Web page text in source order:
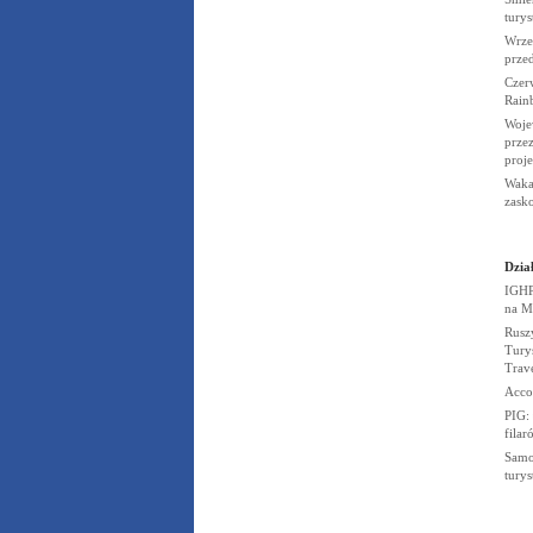
przed
na
PIG: